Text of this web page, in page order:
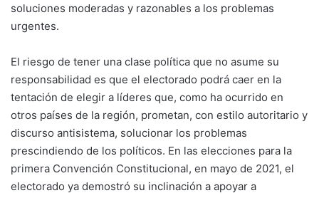
soluciones moderadas y razonables a los problemas
urgentes.
El riesgo de tener una clase política que no asume su
responsabilidad es que el electorado podrá caer en la
tentación de elegir a líderes que, como ha ocurrido en
otros países de la región, prometan, con estilo autoritario y
discurso antisistema, solucionar los problemas
prescindiendo de los políticos. En las elecciones para la
primera Convención Constitucional, en mayo de 2021, el
electorado ya demostró su inclinación a apoyar a